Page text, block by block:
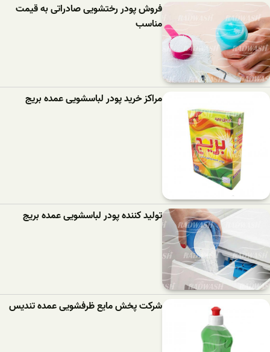
فروش پودر رختشویی صادراتی به قیمت
مناسب
مراکز خرید پودر لباسشویی عمده بریج
تولید کننده پودر لباسشویی عمده بریج
شرکت پخش مایع ظرفشویی عمده تندیس